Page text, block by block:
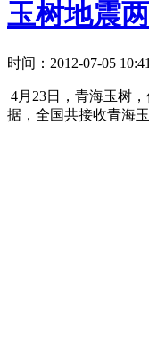
玉树地震
时间：2012-07-05
4月23日，青海玉树
据，全国共接收青海